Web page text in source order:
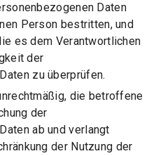
Daten
Person bestritten, und
es dem Verantwortlichen
der
zu überprüfen.
die betroffene
der
ab und verlangt
der Nutzung der